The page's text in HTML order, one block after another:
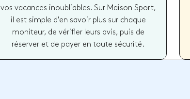
vos vacances inoubliables. Sur Maison Sport,
il est simple d'en savoir plus sur chaque
moniteur, de vérifier leurs avis, puis de
réserver et de payer en toute sécurité.